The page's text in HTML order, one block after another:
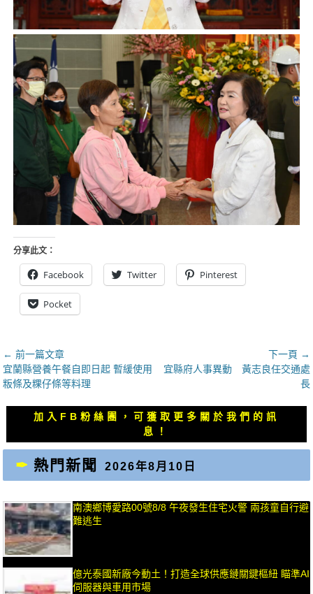
分享此文：
Facebook Twitter Pinterest
Pocket
文
章
導
覽
← 前一篇文章
上
一
宜蘭縣營養午餐自即日起 暫緩使用
粄條及粿仔條等料理
下一頁 →
下
文
章：
宜縣府人事異動 黃志良任交通處
長
加入FB粉絲團，可獲取更多關於我們的訊
息！
熱門新聞 2026年8月10日
南澳鄉博愛路00號8/8 午夜發生住宅火警 兩孩童自行避
難逃生
億光泰國新廠今動土！打造全球供應鏈關鍵樞紐 瞄準AI
伺服器與車用市場